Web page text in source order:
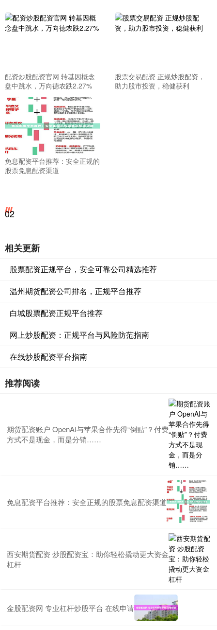
配资炒股配资官网 转基因概念
盘中跳水，万向德农跌2.27%
股票交易配资 正规炒股配资，
助力股市投资，稳健获利
免息配资平台推荐：安全正规的
股票免息配资渠道
02
相关更新
股票配资正规平台，安全可靠公司精选推荐
温州期货配资公司排名，正规平台推荐
白城股票配资正规平台推荐
网上炒股配资：正规平台与风险防范指南
在线炒股配资平台指南
推荐阅读
期货配资账户 OpenAI与苹果合作先得“倒贴”？付费
方式不是现金，而是分销……
免息配资平台推荐：安全正规的股票免息配资渠道
西安期货配资 炒股配资宝：助你轻松撬动更大资金
杠杆
金股配资网 专业杠杆炒股平台 在线申请